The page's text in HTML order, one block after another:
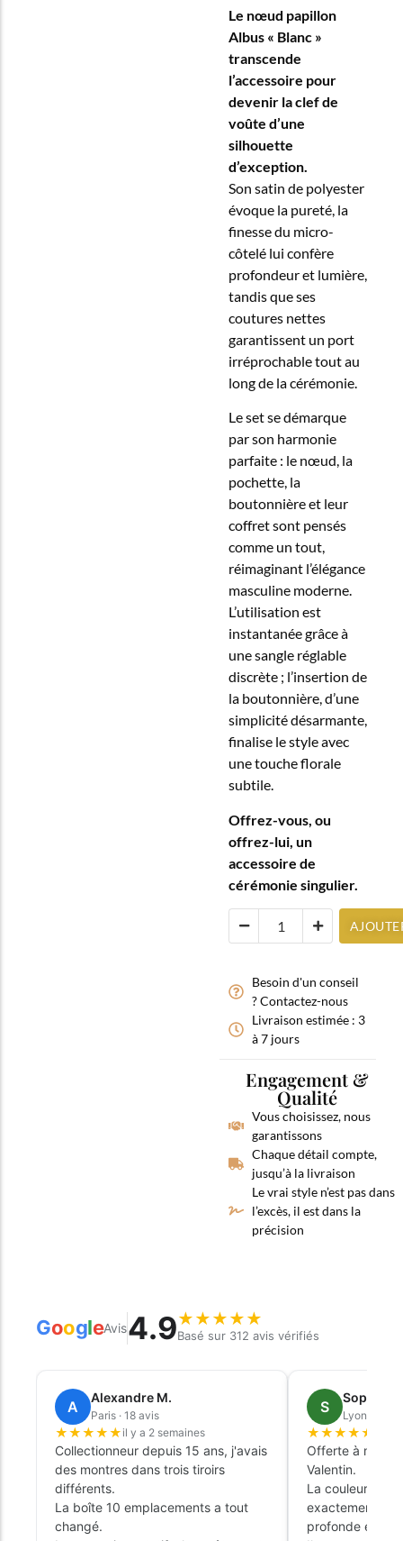
Le nœud papillon
Albus « Blanc »
transcende
l’accessoire pour
devenir la clef de
voûte d’une
silhouette
d’exception.
Son satin de polyester
évoque la pureté, la
finesse du micro-
côtelé lui confère
profondeur et lumière,
tandis que ses
coutures nettes
garantissent un port
irréprochable tout au
long de la cérémonie.
Le set se démarque
par son harmonie
parfaite : le nœud, la
pochette, la
boutonnière et leur
coffret sont pensés
comme un tout,
réimaginant l’élégance
masculine moderne.
L’utilisation est
instantanée grâce à
une sangle réglable
discrète ; l’insertion de
la boutonnière, d’une
simplicité désarmante,
finalise le style avec
une touche florale
subtile.
Offrez-vous, ou
offrez-lui, un
accessoire de
cérémonie singulier.
Besoin d'un conseil
? Contactez-nous
Livraison estimée : 3
à 7 jours
Engagement &
Qualité
Vous choisissez, nous
garantissons
Chaque détail compte,
jusqu’à la livraison
Le vrai style n’est pas dans
l’excès, il est dans la
précision
GoogleAvis4.9★★★★★
Basé sur 312 avis vérifiés
A
Alexandre M.
Paris · 18 avis
★★★★★ il y a 2 semaines
Collectionneur depuis 15 ans, j'avais
des montres dans trois tiroirs
différents.
La boîte 10 emplacements a tout
changé.
S
Sophie L.
Lyon · 9
★★★★★
Offerte à mon
Valentin.
La couleur
exactement
profonde et